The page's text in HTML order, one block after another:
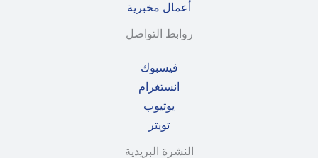
أعمال مخبرية
روابط التواصل
فيسبوك
انستغرام
يوتيوب
تويتر
النشرة البريدية